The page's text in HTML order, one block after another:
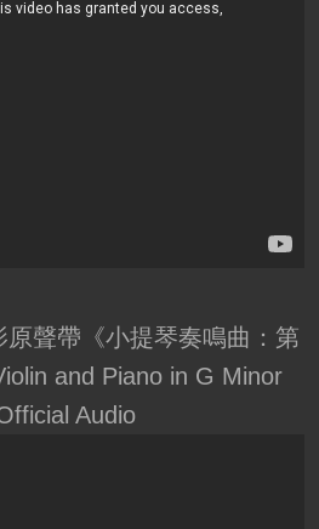
原聲帶《小提琴奏鳴曲：第
and Piano in G Minor
Audio